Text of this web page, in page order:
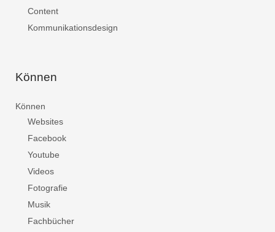
Content
Kommunikationsdesign
Können
Können
Websites
Facebook
Youtube
Videos
Fotografie
Musik
Fachbücher